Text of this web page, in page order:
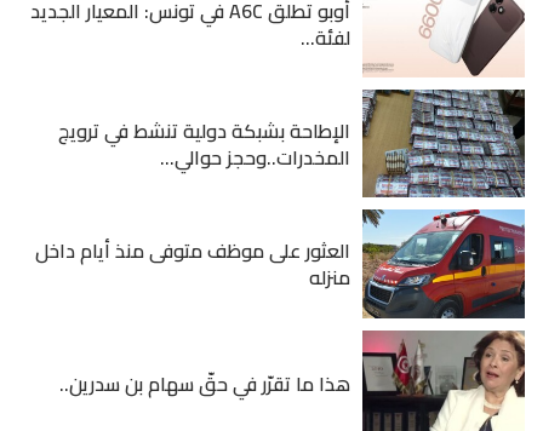
أوبو تطلق A6C في تونس: المعيار الجديد
لفئة...
الإطاحة بشبكة دولية تنشط في ترويج
المخدرات..وحجز حوالي...
العثور على موظف متوفى منذ أيام داخل
منزله
هذا ما تقرّر في حقّ سهام بن سدرين..